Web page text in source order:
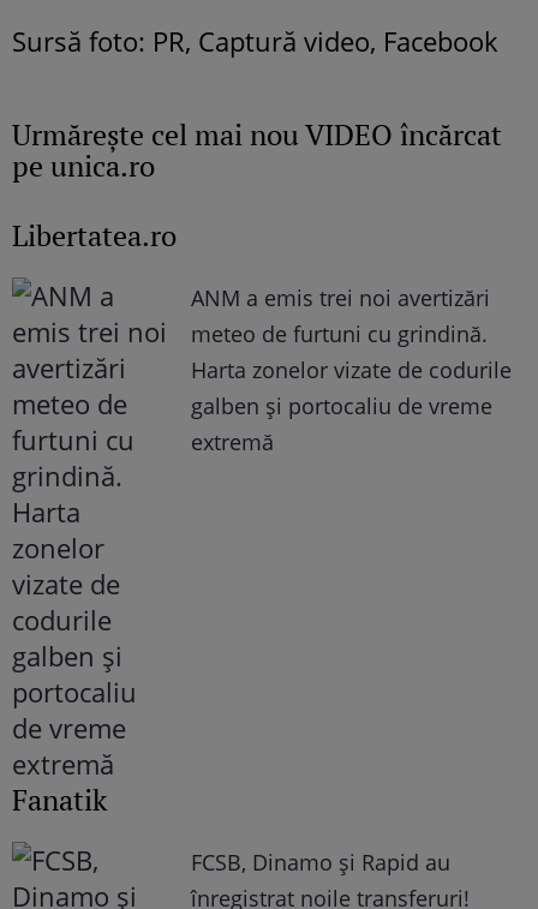
Sursă foto: PR, Captură video, Facebook
Urmăreşte cel mai nou VIDEO încărcat
pe unica.ro
Libertatea.ro
ANM a emis trei noi avertizări
meteo de furtuni cu grindină.
Harta zonelor vizate de codurile
galben și portocaliu de vreme
extremă
Fanatik
FCSB, Dinamo şi Rapid au
înregistrat noile transferuri!